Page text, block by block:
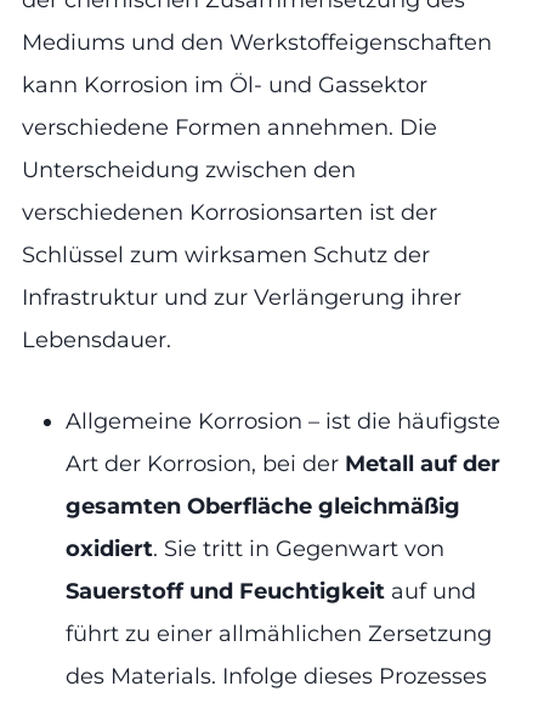
Mediums und den Werkstoffeigenschaften
kann Korrosion im Öl- und Gassektor
verschiedene Formen annehmen. Die
Unterscheidung zwischen den
verschiedenen Korrosionsarten ist der
Schlüssel zum wirksamen Schutz der
Infrastruktur und zur Verlängerung ihrer
Lebensdauer.
Allgemeine Korrosion – ist die häufigste
Art der Korrosion, bei der Metall auf der
gesamten Oberfläche gleichmäßig
oxidiert. Sie tritt in Gegenwart von
Sauerstoff und Feuchtigkeit auf und
führt zu einer allmählichen Zersetzung
des Materials. Infolge dieses Prozesses